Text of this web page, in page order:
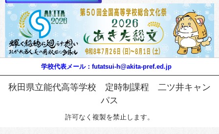
学校代表メール：futatsui-h@akita-pref.ed.jp
秋田県立能代高等学校 定時制課程 二ツ井キャン
パス
許可なく複製を禁止します。